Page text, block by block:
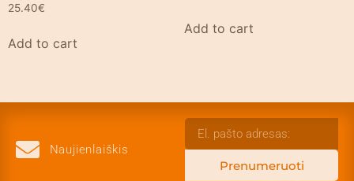
25.40€
Add to cart
Add to cart
Naujienlaiškis
Prenumeruoti